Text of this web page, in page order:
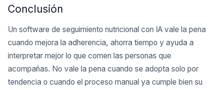
Conclusión
Un software de seguimiento nutricional con IA vale la pena
cuando mejora la adherencia, ahorra tiempo y ayuda a
interpretar mejor lo que comen las personas que
acompañas. No vale la pena cuando se adopta solo por
tendencia o cuando el proceso manual ya cumple bien su